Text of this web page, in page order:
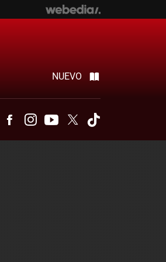
NUEVO
TelegramFacebookInstagramYoutubeTwitter